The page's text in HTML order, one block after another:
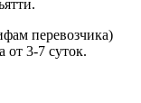
перевозчика)
от 3-7 суток.